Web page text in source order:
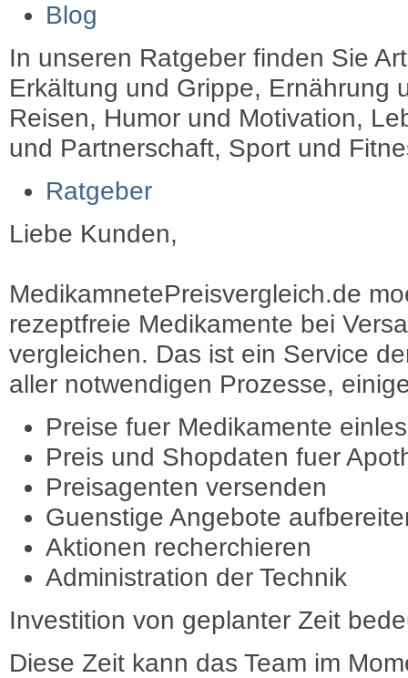
Blog
In unseren Ratgeber finden Sie
Erkältung und Grippe, Ernährung
Reisen, Humor und Motivation,
und Partnerschaft, Sport und
Ratgeber
Liebe Kunden,
MedikamnetePreisvergleich.de
rezeptfreie Medikamente bei
vergleichen. Das ist ein Service
aller notwendigen Prozesse,
Preise fuer Medikamente
Preis und Shopdaten fuer
Preisagenten versenden
Guenstige Angebote
Aktionen recherchieren
Administration der Technik
Investition von geplanter Zeit
Diese Zeit kann das Team im